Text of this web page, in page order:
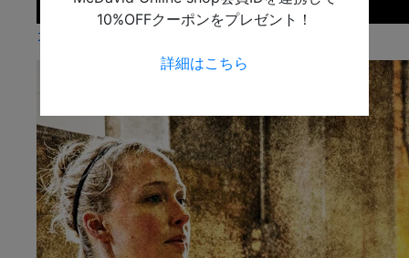
10%OFFクーポンをプレゼント！
詳細はこちら
カラダとケガ